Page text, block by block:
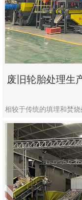
废旧轮胎处理生
相较于传统的填埋和焚